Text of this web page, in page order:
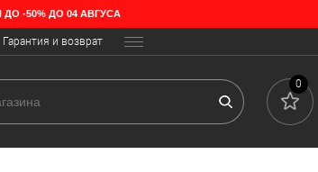
-50% ДО 04 АВГУСА
Гарантия и возврат
0